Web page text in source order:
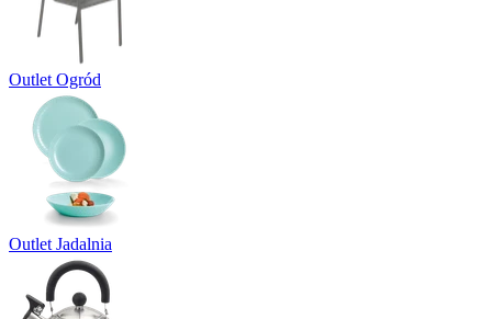
Outlet Ogród
Outlet Jadalnia